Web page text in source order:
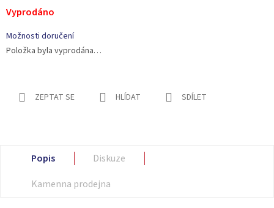
cena:
Vyprodáno
Možnosti doručení
Položka byla vyprodána…
ZEPTAT SE HLÍDAT SDÍLET
Popis
Diskuze
Kamenna prodejna